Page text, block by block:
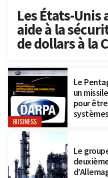
Les États-Unis
aide à la
de dollars à la
BUSINESS
Le
un
pour
Le